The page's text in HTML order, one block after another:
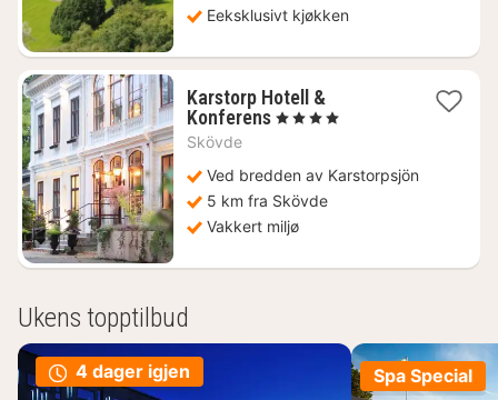
Eeksklusivt kjøkken
Karstorp Hotell &
Konferens1
2058
kr.
, 4 Stjerner
Skövde
Ved bredden av Karstorpsjön
5 km fra Skövde
Vakkert miljø
Ukens topptilbud
4 dager igjen Spa Special